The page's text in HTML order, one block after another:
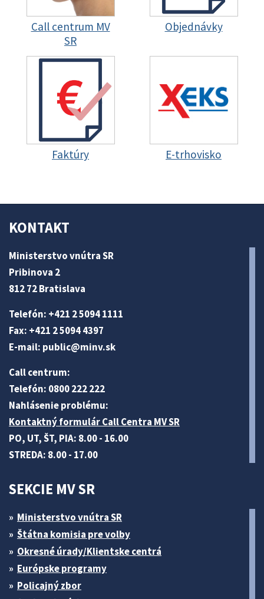
Call centrum MV
SR
Objednávky
Faktúry E-trhovisko
KONTAKT
Ministerstvo vnútra SR
Pribinova 2
812 72 Bratislava
Telefón: +421 2 5094 1111
Fax: +421 2 5094 4397
E-mail: public@minv.sk
Call centrum:
Telefón: 0800 222 222
Nahlásenie problému:
Kontaktný formulár Call Centra MV SR
PO, UT, ŠT, PIA: 8.00 - 16.00
STREDA: 8.00 - 17.00
SEKCIE MV SR
Ministerstvo vnútra SR
Štátna komisia pre volby
Okresné úrady/Klientske centrá
Európske programy
Policajný zbor